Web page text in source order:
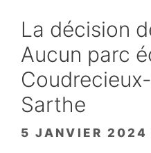
La décision
Aucun parc
Sarthe
5 JANVIER 2024